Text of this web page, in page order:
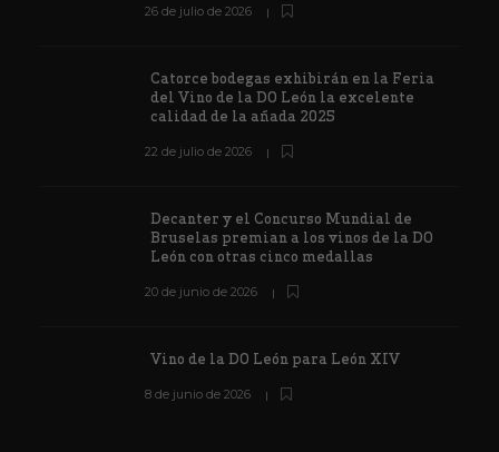
26 de julio de 2026
Catorce bodegas exhibirán en la Feria
del Vino de la DO León la excelente
calidad de la añada 2025
22 de julio de 2026
Decanter y el Concurso Mundial de
Bruselas premian a los vinos de la DO
León con otras cinco medallas
20 de junio de 2026
Vino de la DO León para León XIV
8 de junio de 2026